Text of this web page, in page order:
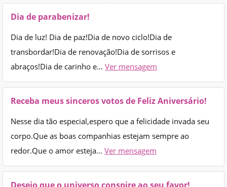
Dia de parabenizar!
Dia de luz! Dia de paz!Dia de novo ciclo!Dia de
transbordar!Dia de renovação!Dia de sorrisos e
abraços!Dia de carinho e… Ver mensagem
Receba meus sinceros votos de Feliz Aniversário!
Nesse dia tão especial,espero que a felicidade invada seu
corpo.Que as boas companhias estejam sempre ao
redor.Que o amor esteja… Ver mensagem